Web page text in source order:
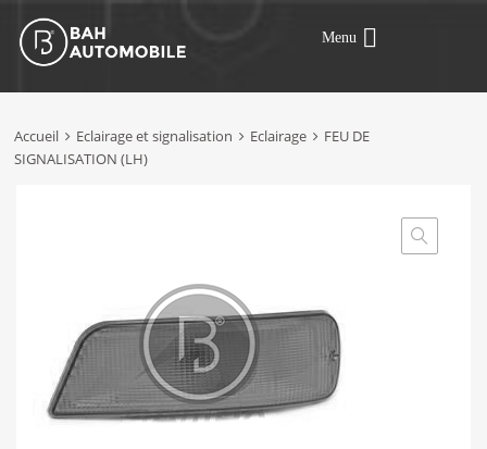
Menu
Accueil Eclairage et signalisation Eclairage
FEU DE
SIGNALISATION (LH)